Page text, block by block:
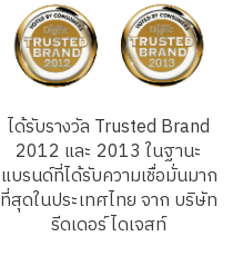
ได้รับรางวัล Trusted Brand
2012 และ 2013 ในฐานะ
แบรนด์ที่ได้รับความเชื่อมั่นมาก
ที่สุดในประเทศไทย จาก บริษัท
รีดเดอร์ ไดเจสท์